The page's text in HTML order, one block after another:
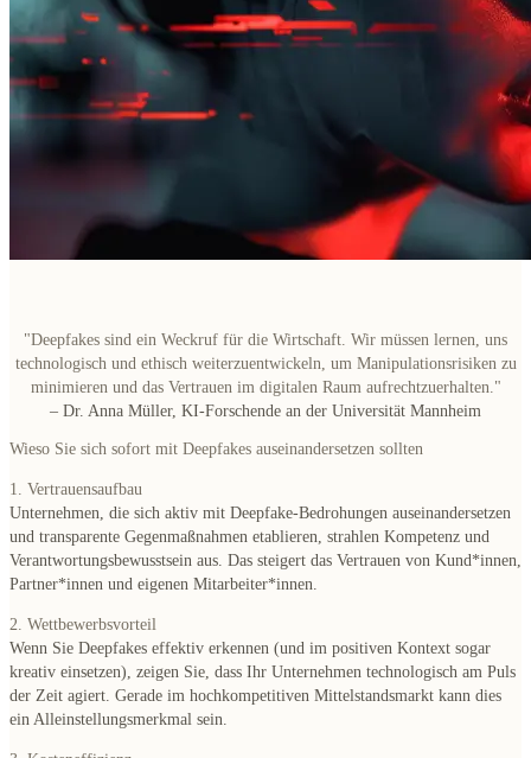
"Deepfakes sind ein Weckruf für die Wirtschaft. Wir müssen lernen, uns
technologisch und ethisch weiterzuentwickeln, um Manipulationsrisiken zu
minimieren und das Vertrauen im digitalen Raum aufrechtzuerhalten."
– Dr. Anna Müller, KI-Forschende an der Universität Mannheim
Wieso Sie sich sofort mit Deepfakes auseinandersetzen sollten
1. Vertrauensaufbau
Unternehmen, die sich aktiv mit Deepfake-Bedrohungen auseinandersetzen
und transparente Gegenmaßnahmen etablieren, strahlen Kompetenz und
Verantwortungsbewusstsein aus. Das steigert das Vertrauen von Kund*innen,
Partner*innen und eigenen Mitarbeiter*innen.
2. Wettbewerbsvorteil
Wenn Sie Deepfakes effektiv erkennen (und im positiven Kontext sogar
kreativ einsetzen), zeigen Sie, dass Ihr Unternehmen technologisch am Puls
der Zeit agiert. Gerade im hochkompetitiven Mittelstandsmarkt kann dies
ein Alleinstellungsmerkmal sein.